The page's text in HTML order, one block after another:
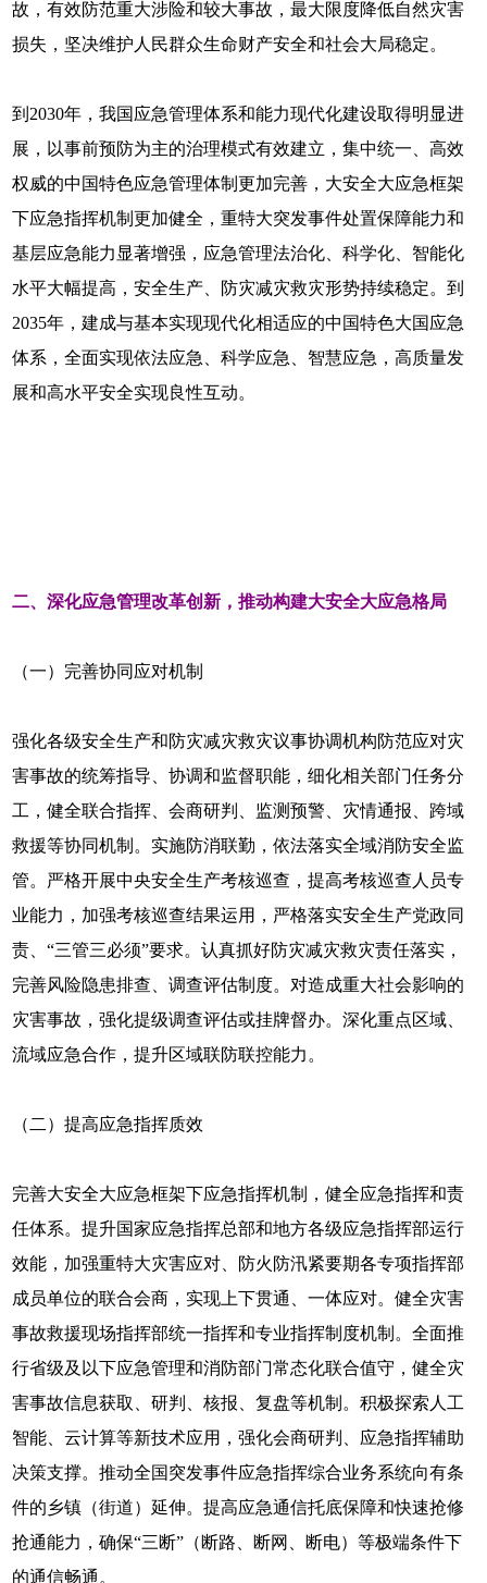
故，有效防范重大涉险和较大事故，最大限度降低自然灾害
损失，坚决维护人民群众生命财产安全和社会大局稳定。
到2030年，我国应急管理体系和能力现代化建设取得明显进
展，以事前预防为主的治理模式有效建立，集中统一、高效
权威的中国特色应急管理体制更加完善，大安全大应急框架
下应急指挥机制更加健全，重特大突发事件处置保障能力和
基层应急能力显著增强，应急管理法治化、科学化、智能化
水平大幅提高，安全生产、防灾减灾救灾形势持续稳定。到
2035年，建成与基本实现现代化相适应的中国特色大国应急
体系，全面实现依法应急、科学应急、智慧应急，高质量发
展和高水平安全实现良性互动。
二、深化应急管理改革创新，推动构建大安全大应急格局
（一）完善协同应对机制
强化各级安全生产和防灾减灾救灾议事协调机构防范应对灾
害事故的统筹指导、协调和监督职能，细化相关部门任务分
工，健全联合指挥、会商研判、监测预警、灾情通报、跨域
救援等协同机制。实施防消联勤，依法落实全域消防安全监
管。严格开展中央安全生产考核巡查，提高考核巡查人员专
业能力，加强考核巡查结果运用，严格落实安全生产党政同
责、“三管三必须”要求。认真抓好防灾减灾救灾责任落实，
完善风险隐患排查、调查评估制度。对造成重大社会影响的
灾害事故，强化提级调查评估或挂牌督办。深化重点区域、
流域应急合作，提升区域联防联控能力。
（二）提高应急指挥质效
完善大安全大应急框架下应急指挥机制，健全应急指挥和责
任体系。提升国家应急指挥总部和地方各级应急指挥部运行
效能，加强重特大灾害应对、防火防汛紧要期各专项指挥部
成员单位的联合会商，实现上下贯通、一体应对。健全灾害
事故救援现场指挥部统一指挥和专业指挥制度机制。全面推
行省级及以下应急管理和消防部门常态化联合值守，健全灾
害事故信息获取、研判、核报、复盘等机制。积极探索人工
智能、云计算等新技术应用，强化会商研判、应急指挥辅助
决策支撑。推动全国突发事件应急指挥综合业务系统向有条
件的乡镇（街道）延伸。提高应急通信托底保障和快速抢修
抢通能力，确保“三断”（断路、断网、断电）等极端条件下
的通信畅通。